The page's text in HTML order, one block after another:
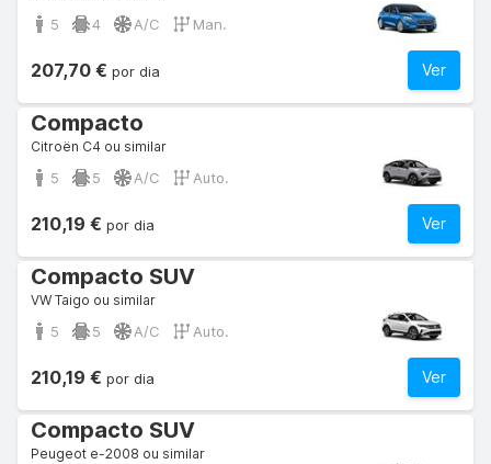
5 4 A/C Man.
Ver
207,70 € por dia
Compacto
Citroën C4 ou similar
5 5 A/C Auto.
Ver
210,19 € por dia
Compacto SUV
VW Taigo ou similar
5 5 A/C Auto.
Ver
210,19 € por dia
Compacto SUV
Peugeot e-2008 ou similar